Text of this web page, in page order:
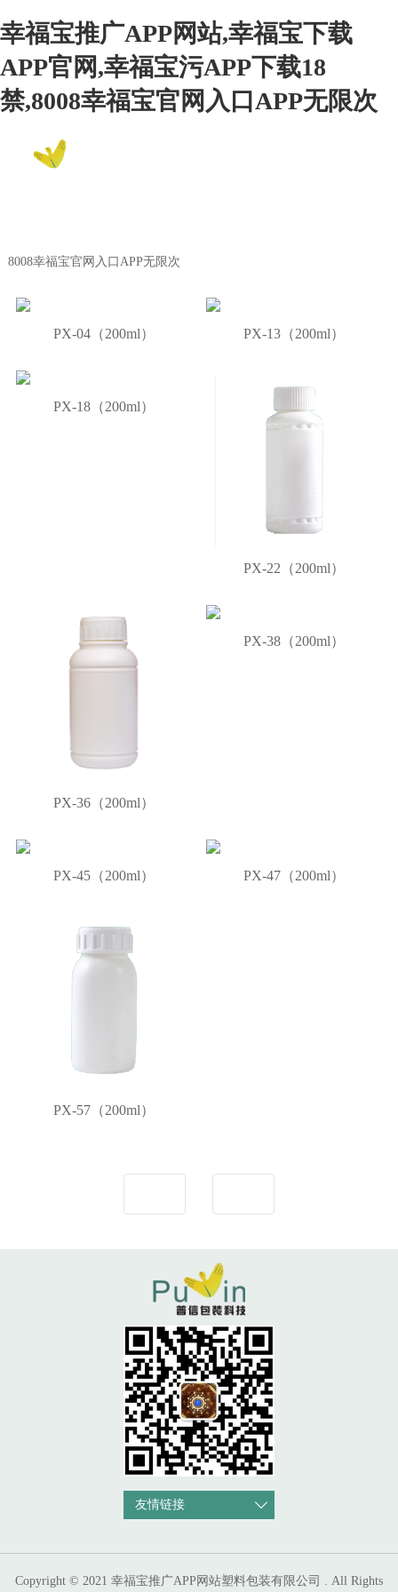
幸福宝推广APP网站,幸福宝下载
APP官网,幸福宝污APP下载18
禁,8008幸福宝官网入口APP无限次
8008幸福宝官网入口APP无限次
PX-04（200ml） PX-13（200ml）
PX-18（200ml）
PX-22（200ml）
PX-36（200ml）
PX-38（200ml）
PX-45（200ml） PX-47（200ml）
PX-57（200ml）
友情链接
Copyright © 2021 幸福宝推广APP网站塑料包装有限公司 . All Rights